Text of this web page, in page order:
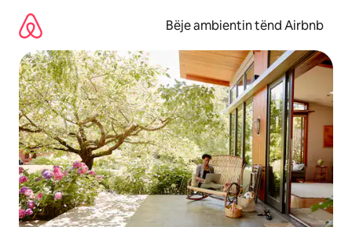
përmbajtja
Bëje ambientin tënd Airbnb